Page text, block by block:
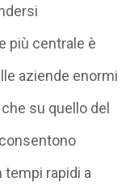
più centrale è
aziende enormi
su quello del
tempi rapidi a